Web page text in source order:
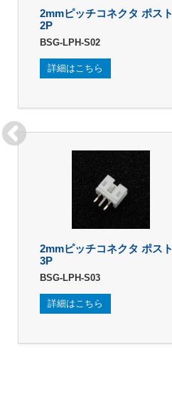
2mmピッチコネクタ ポスト
2P
BSG-LPH-S02
詳細はこちら
2mmピッチコネクタ ポスト
3P
BSG-LPH-S03
詳細はこちら